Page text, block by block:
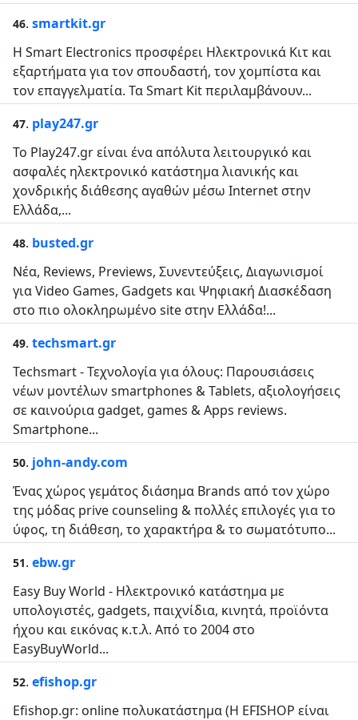
46. smartkit.gr
H Smart Electronics προσφέρει Ηλεκτρονικά Κιτ και
εξαρτήματα για τον σπουδαστή, τον χομπίστα και
τον επαγγελματία. Τα Smart Kit περιλαμβάνουν...
47. play247.gr
Το Play247.gr είναι ένα απόλυτα λειτουργικό και
ασφαλές ηλεκτρονικό κατάστημα λιανικής και
χονδρικής διάθεσης αγαθών μέσω Internet στην
Ελλάδα,...
48. busted.gr
Νέα, Reviews, Previews, Συνεντεύξεις, Διαγωνισμοί
για Video Games, Gadgets και Ψηφιακή Διασκέδαση
στο πιο ολοκληρωμένο site στην Ελλάδα!...
49. techsmart.gr
Techsmart - Τεχνολογία για όλους: Παρουσιάσεις
νέων μοντέλων smartphones & Tablets, αξιολογήσεις
σε καινούρια gadget, games & Apps reviews.
Smartphone...
50. john-andy.com
Ένας χώρος γεμάτος διάσημα Brands από τον χώρο
της μόδας prive counseling & πολλές επιλογές για το
ύφος, τη διάθεση, το χαρακτήρα & το σωματότυπο...
51. ebw.gr
Easy Buy World - Ηλεκτρονικό κατάστημα με
υπολογιστές, gadgets, παιχνίδια, κινητά, προϊόντα
ήχου και εικόνας κ.τ.λ. Από το 2004 στο
EasyBuyWorld...
52. efishop.gr
Efishop.gr: online πολυκατάστημα (Η EFISHOP είναι